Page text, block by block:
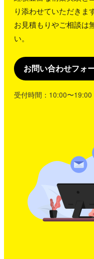
り添わせていただきます
お見積もりやご相談は
い。
お問い合わせフォ
受付時間：10:00〜19:00